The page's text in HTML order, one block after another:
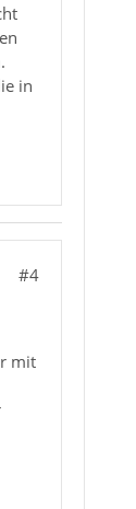
in
#4
mit